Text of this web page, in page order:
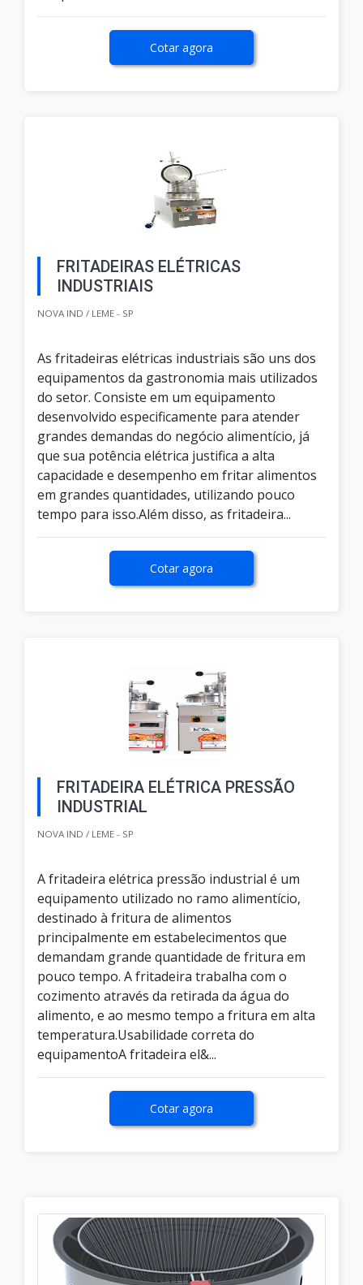
Cotar agora
FRITADEIRAS ELÉTRICAS
INDUSTRIAIS
NOVA IND / LEME - SP
As fritadeiras elétricas industriais são uns dos
equipamentos da gastronomia mais utilizados
do setor. Consiste em um equipamento
desenvolvido especificamente para atender
grandes demandas do negócio alimentício, já
que sua potência elétrica justifica a alta
capacidade e desempenho em fritar alimentos
em grandes quantidades, utilizando pouco
tempo para isso.Além disso, as fritadeira...
Cotar agora
FRITADEIRA ELÉTRICA PRESSÃO
INDUSTRIAL
NOVA IND / LEME - SP
A fritadeira elétrica pressão industrial é um
equipamento utilizado no ramo alimentício,
destinado à fritura de alimentos
principalmente em estabelecimentos que
demandam grande quantidade de fritura em
pouco tempo. A fritadeira trabalha com o
cozimento através da retirada da água do
alimento, e ao mesmo tempo a fritura em alta
temperatura.Usabilidade correta do
equipamentoA fritadeira el&...
Cotar agora